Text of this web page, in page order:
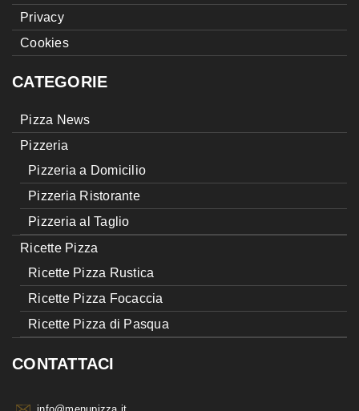
Privacy
Cookies
CATEGORIE
Pizza News
Pizzeria
Pizzeria a Domicilio
Pizzeria Ristorante
Pizzeria al Taglio
Ricette Pizza
Ricette Pizza Rustica
Ricette Pizza Focaccia
Ricette Pizza di Pasqua
CONTATTACI